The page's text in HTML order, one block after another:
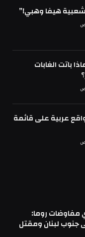
هيفا وهبي!”
باتت الغابات
تدرج 3 مواقع عربية على قائمة
مفاوضات روما:
جنوب لبنان ومقتل